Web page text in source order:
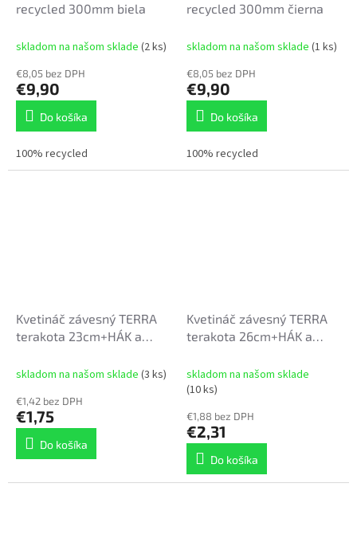
recycled 300mm biela
skladom na našom sklade (2 ks)
€8,05 bez DPH
€9,90
Do košíka
100% recycled
recycled 300mm čierna
skladom na našom sklade (1 ks)
€8,05 bez DPH
€9,90
Do košíka
100% recycled
Kvetináč závesný TERRA
terakota 23cm+HÁK a
skladom na našom sklade (3 ks)
€1,42 bez DPH
€1,75
Do košíka
Kvetináč závesný TERRA
terakota 26cm+HÁK a
skladom na našom sklade
(10 ks)
€1,88 bez DPH
€2,31
Do košíka